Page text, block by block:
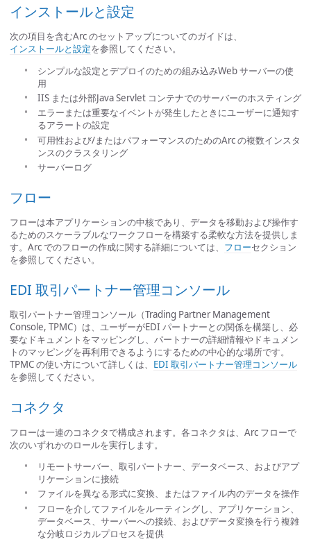
インストールと設定
次の項目を含むArc のセットアップについてのガイドは、
インストールと設定を参照してください。
シンプルな設定とデプロイのための組み込みWeb サーバーの使
用
IIS または外部Java Servlet コンテナでのサーバーのホスティング
エラーまたは重要なイベントが発生したときにユーザーに通知す
るアラートの設定
可用性および/またはパフォーマンスのためのArc の複数インスタ
ンスのクラスタリング
サーバーログ
フロー
フローは本アプリケーションの中核であり、データを移動および操作す
るためのスケーラブルなワークフローを構築する柔軟な方法を提供しま
す。Arc でのフローの作成に関する詳細については、 フローセクション
を参照してください。
EDI 取引パートナー管理コンソール
取引パートナー管理コンソール（Trading Partner Management
Console, TPMC）は、ユーザーがEDI パートナーとの関係を構築し、必
要なドキュメントをマッピングし、パートナーの詳細情報やドキュメン
トのマッピングを再利用できるようにするための中心的な場所です。
TPMC の使い方について詳しくは、 EDI 取引パートナー管理コンソール
を参照してください。
コネクタ
フローは一連のコネクタで構成されます。各コネクタは、Arc フローで
次のいずれかのロールを実行します。
リモートサーバー、取引パートナー、データベース、およびアプ
リケーションに接続
ファイルを異なる形式に変換、またはファイル内のデータを操作
フローを介してファイルをルーティングし、アプリケーション、
データベース、サーバーへの接続、およびデータ変換を行う複雑
な分岐ロジカルプロセスを提供